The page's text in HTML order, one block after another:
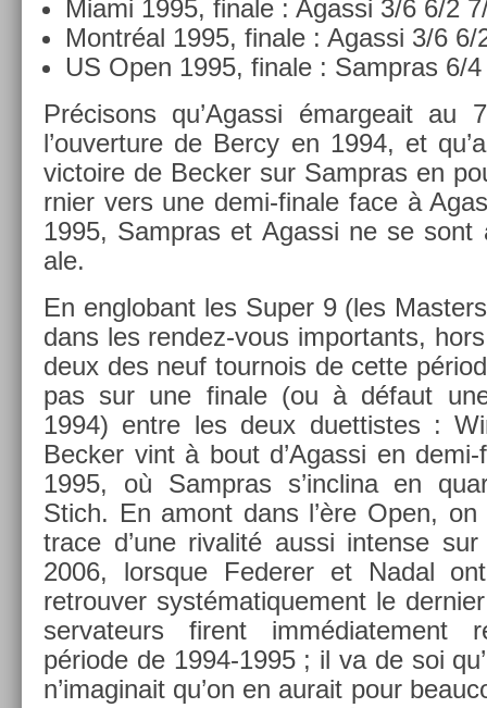
Miami 1995, fin­ale : Agas­si 3/6 6/2
Montréal 1995, fin­ale : Agas­si 3/6 6/
US Open 1995, fin­ale : Sampras 6/
Précisons qu’Agas­si émar­geait au
l’ouver­ture de Bercy en 1994, et
vic­toire de Be­ck­er sur Sampras en
rni­er vers une demi-finale face à
1995, Sampras et Agas­si ne se sont
ale.
En en­globant les Super 9 (les
dans les rendez-vous im­por­tants,
deux des neuf tour­nois de cette
pas sur une fin­ale (ou à défaut
1994) entre les deux duet­tistes :
Be­ck­er vint à bout d’Agas­si en
1995, où Sampras s’inclina en
Stich. En amont dans l’ère Open,
trace d’une rivalité aussi in­ten­se
2006, lorsque Feder­er et Nadal
retro­uv­er systématique­ment le
ser­vateurs firent im­médiate­ment
période de 1994-1995 ; il va de soi
n’imaginait qu’on en aurait pour